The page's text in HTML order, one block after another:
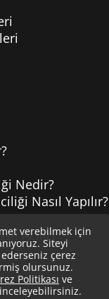
Nedir?
Nasıl Yapılır?
Açılır?
verebilmek için
Siteyi
çerez
olursunuz.
Politikası ve
inceleyebilirsiniz.